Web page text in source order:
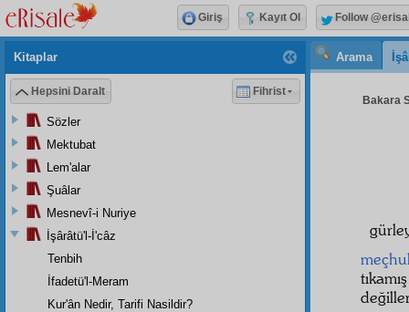
Arama
Bakara
Kitaplar
Hepsini Daralt Fihrist
Sözler
Mektubat
Lem'alar
Şuâlar
Mesnevî-i Nuriye
İşârâtü'l-İ'câz
Tenbih
İfadetü'l-Meram
Kur'ân Nedir, Tarifi Nasildir?
Giriş Kayıt Ol Follow